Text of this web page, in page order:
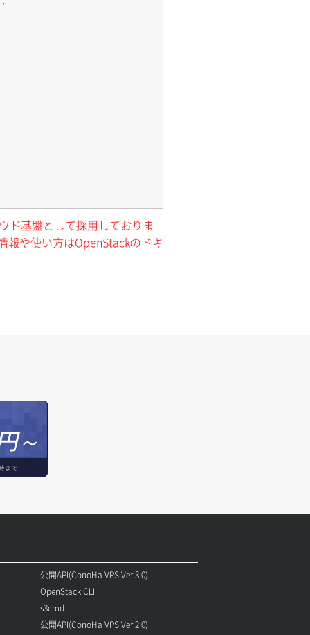
ド基盤として採用しておりま
報や使い方はOpenStackのドキ
～
まで
公開API(ConoHa VPS Ver.3.0)
OpenStack CLI
s3cmd
公開API(ConoHa VPS Ver.2.0)